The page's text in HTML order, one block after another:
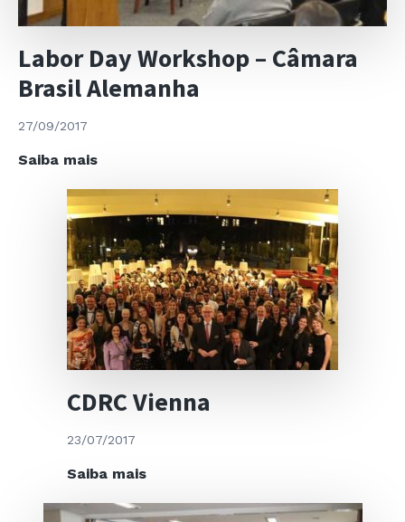
Labor Day Workshop – Câmara
Brasil Alemanha
27/09/2017
Saiba maisLabor
Workshop
Câmara
Brasil
Alemanha
CDRC Vienna
23/07/2017
Saiba maisCDRC